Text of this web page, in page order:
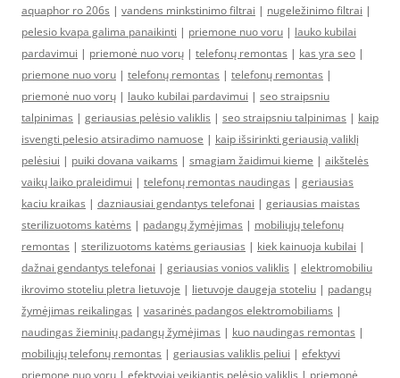
aquaphor ro 206s | vandens minkstinimo filtrai | nugeležinimo filtrai |
pelesio kvapa galima panaikinti | priemone nuo voru | lauko kubilai
pardavimui | priemonė nuo vorų | telefonų remontas | kas yra seo |
priemone nuo voru | telefonų remontas | telefonų remontas |
priemonė nuo vorų | lauko kubilai pardavimui | seo straipsniu
talpinimas | geriausias pelėsio valiklis | seo straipsniu talpinimas | kaip
isvengti pelesio atsiradimo namuose | kaip išsirinkti geriausią valiklį
pelėsiui | puiki dovana vaikams | smagiam žaidimui kieme | aikštelės
vaikų laiko praleidimui | telefonų remontas naudingas | geriausias
kaciu kraikas | dazniausiai gendantys telefonai | geriausias maistas
sterilizuotoms katėms | padangų žymėjimas | mobiliųjų telefonų
remontas | sterilizuotoms katėms geriausias | kiek kainuoja kubilai |
dažnai gendantys telefonai | geriausias vonios valiklis | elektromobiliu
ikrovimo stoteliu pletra lietuvoje | lietuvoje daugeja stoteliu | padangų
žymėjimas reikalingas | vasarinės padangos elektromobiliams |
naudingas žieminių padangų žymėjimas | kuo naudingas remontas |
mobiliųjų telefonų remontas | geriausias valiklis peliui | efektyvi
priemone nuo voru | efektyviai veikiantis pelėsio valiklis | priemonė